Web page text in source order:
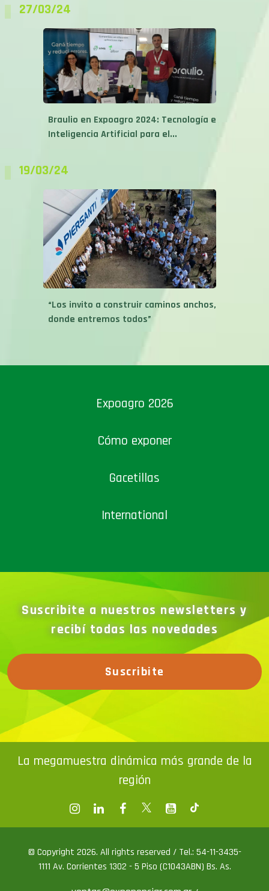
27/03/24
Braulio en Expoagro 2024: Tecnología e
Inteligencia Artificial para el...
19/03/24
“Los invito a construir caminos anchos,
donde entremos todos”
Expoagro 2026
Cómo exponer
Gacetillas
International
Suscribite a nuestros newsletters y
recibí todas las novedades
Suscribite
La megamuestra dinámica más grande de la
región
© Copyright 2026. All rights reserved / Tel.: 54-11-3435-
1111 Av. Corrientes 1302 - 5 Piso (C1043ABN) Bs. As.